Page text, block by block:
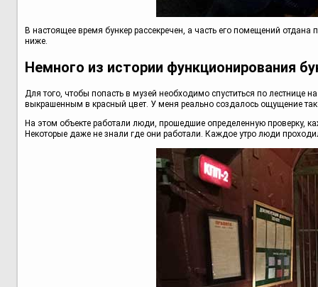
В настоящее время бункер рассекречен, а часть его помещений
ниже.
Немного из истории функционирования
Для того, чтобы попасть в музей необходимо спуститься по
выкрашенным в красный цвет. У меня реально создалось ощущение
На этом объекте работали люди, прошедшие определенную проверку,
Некоторые даже не знали где они работали. Каждое утро люди